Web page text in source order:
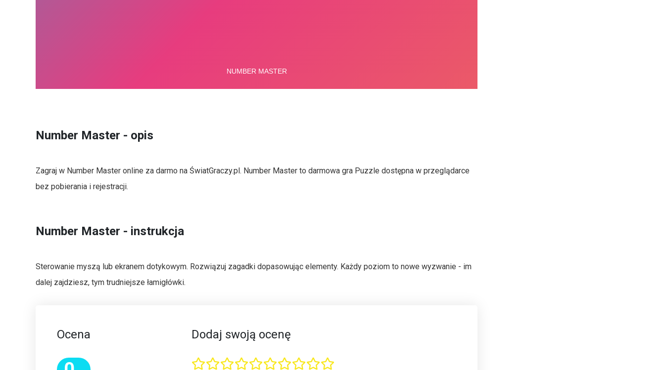
Number Master - opis
Zagraj w Number Master online za darmo na ŚwiatGraczy.pl. Number Master to darmowa gra Puzzle dostępna w przeglądarce
bez pobierania i rejestracji.
Number Master - instrukcja
Sterowanie myszą lub ekranem dotykowym. Rozwiązuj zagadki dopasowując elementy. Każdy poziom to nowe wyzwanie - im
dalej zajdziesz, tym trudniejsze łamigłówki.
Ocena Dodaj swoją ocenę